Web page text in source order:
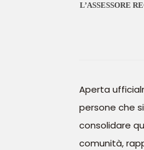
L’ASSESSORE
Aperta
persone che
consolidare
comunità,